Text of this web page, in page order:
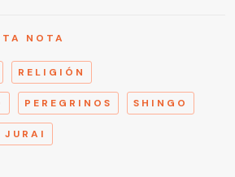
NOTA
RELIGIÓN
PEREGRINOS SHINGO
JURAI